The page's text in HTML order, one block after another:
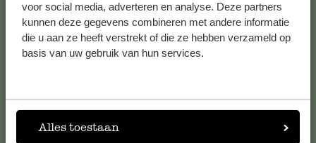
voor social media, adverteren en analyse. Deze partners
kunnen deze gegevens combineren met andere informatie
die u aan ze heeft verstrekt of die ze hebben verzameld op
basis van uw gebruik van hun services.
Alles toestaan
Falls Sie Fragen haben oder Tipps und Hilfe brauchen, wenden
Sie sich bitte an unseren Kundenservice. Oder lesen Sie hier
die Antworten aufhäufig gestellte Fragen
kundenservice@dille-kamille.de